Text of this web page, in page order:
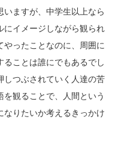
ますが、中学生以上なら
にイメージしながら観られ
ったことなのに、周囲に
ことは誰にでもあるでし
しつぶされていく人達の苦
観ることで、人間という
なりたいか考えるきっかけ